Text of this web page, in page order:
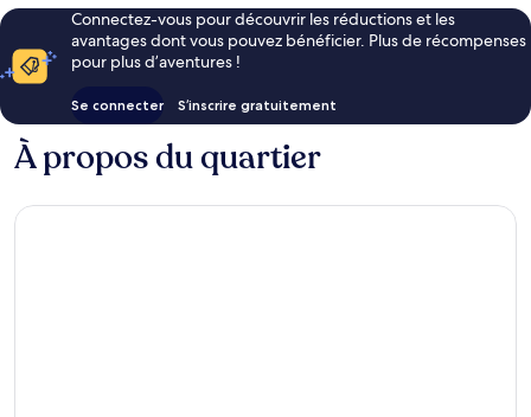
Connectez-vous pour découvrir les réductions et les
avantages dont vous pouvez bénéficier. Plus de récompenses
pour plus d’aventures !
Se connecter S’inscrire gratuitement
À propos du quartier